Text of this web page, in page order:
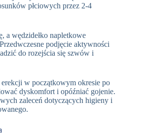
płciowych przez 2-4
a wędzidełko napletkowe
podjęcie aktywności
do rozejścia się szwów i
w początkowym okresie po
dyskomfort i opóźniać gojenie.
zaleceń dotyczących higieny i